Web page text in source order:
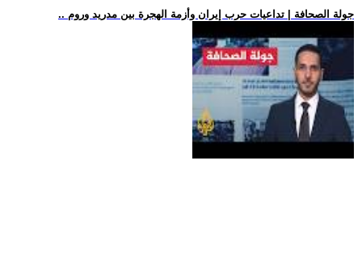
.. جولة الصحافة | تداعيات حرب إيران وأزمة الهجرة بين مدريد وروم